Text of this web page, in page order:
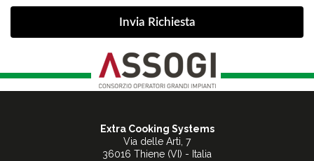
Extra Cooking Systems
Via delle Arti, 7
36016 Thiene (VI) - Italia